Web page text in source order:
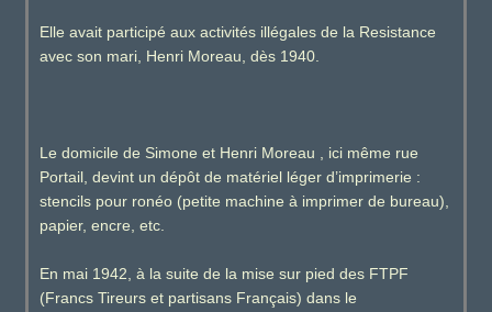
Elle avait participé aux activités illégales de la Resistance
avec son mari, Henri Moreau, dès 1940.
Le domicile de Simone et Henri Moreau , ici même rue
Portail, devint un dépôt de matériel léger d’imprimerie :
stencils pour ronéo (petite machine à imprimer de bureau),
papier, encre, etc.
En mai 1942, à la suite de la mise sur pied des FTPF
(Francs Tireurs et partisans Français) dans le